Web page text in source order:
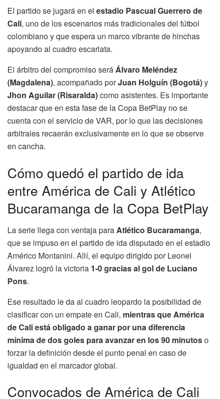
El partido se jugará en el estadio Pascual Guerrero de
Cali, uno de los escenarios más tradicionales del fútbol
colombiano y que espera un marco vibrante de hinchas
apoyando al cuadro escarlata.
El árbitro del compromiso seráÁlvaro Meléndez
(Magdalena), acompañado porJuan Holguín (Bogotá)y
Jhon Aguilar (Risaralda)como asistentes. Es importante
destacar que en esta fase de la Copa BetPlay no se
cuenta con el servicio de VAR, por lo que las decisiones
arbitrales recaerán exclusivamente en lo que se observe
en cancha.
Cómo quedó el partido de ida
entre América de Cali y Atlético
Bucaramanga de la Copa BetPlay
La serie llega con ventaja para Atlético Bucaramanga,
que se impuso en el partido de ida disputado en el estadio
Américo Montanini. Allí, el equipo dirigido por Leonel
Álvarez logró la victoria 1-0 gracias al gol de Luciano
Pons.
Ese resultado le da al cuadro leopardo la posibilidad de
clasificar con un empate en Cali, mientras que América
de Cali está obligado a ganar por una diferencia
mínima de dos goles para avanzar en los 90 minutoso
forzar la definición desde el punto penal en caso de
igualdad en el marcador global.
Convocados de América de Cali